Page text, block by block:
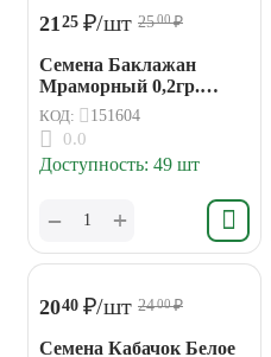
21 25 ₽/шт 2500₽
Семена Баклажан
Мраморный 0,2гр.
Аэлита
КОД: 151604
0.0
Доступность: 49 шт
+
−
2040 ₽/шт 2400₽
Семена Кабачок Белое